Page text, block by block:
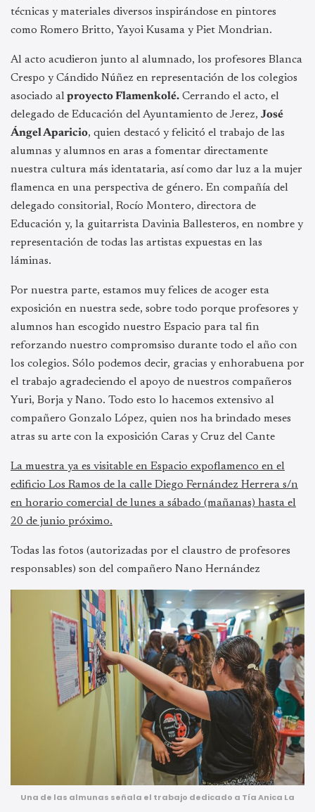
técnicas y materiales diversos inspirándose en pintores
como Romero Britto, Yayoi Kusama y Piet Mondrian.
Al acto acudieron junto al alumnado, los profesores Blanca
Crespo y Cándido Núñez en representación de los colegios
asociado alproyecto Flamenkolé. Cerrando el acto, el
delegado de Educación del Ayuntamiento de Jerez, José
Ángel Aparicio, quien destacó y felicitó el trabajo de las
alumnas y alumnos en aras a fomentar directamente
nuestra cultura más identataria, así como dar luz a la mujer
flamenca en una perspectiva de género. En compañía del
delegado consitorial, Rocío Montero, directora de
Educación y, la guitarrista Davinia Ballesteros, en nombre y
representación de todas las artistas expuestas en las
láminas.
Por nuestra parte, estamos muy felices de acoger esta
exposición en nuestra sede, sobre todo porque profesores y
alumnos han escogido nuestro Espacio para tal fin
reforzando nuestro compromsiso durante todo el año con
los colegios. Sólo podemos decir, gracias y enhorabuena por
el trabajo agradeciendo el apoyo de nuestros compañeros
Yuri, Borja y Nano. Todo esto lo hacemos extensivo al
compañero Gonzalo López, quien nos ha brindado meses
atras su arte con la exposición Caras y Cruz del Cante
La muestra ya es visitable en Espacio expoflamenco en el
edificio Los Ramos de la calle Diego Fernández Herrera s/n
en horario comercial de lunes a sábado (mañanas) hasta el
20 de junio próximo.
Todas las fotos (autorizadas por el claustro de profesores
responsables) son del compañero Nano Hernández
Una de las almunas señala el trabajo dedicado a Tía Anica La